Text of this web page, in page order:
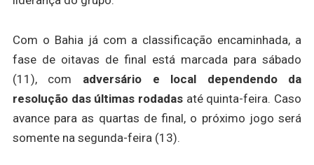
Com o Bahia já com a classificação encaminhada, a
fase de oitavas de final está marcada para sábado
(11), com adversário e local dependendo da
resolução das últimas rodadas até quinta-feira. Caso
avance para as quartas de final, o próximo jogo será
somente na segunda-feira (13).